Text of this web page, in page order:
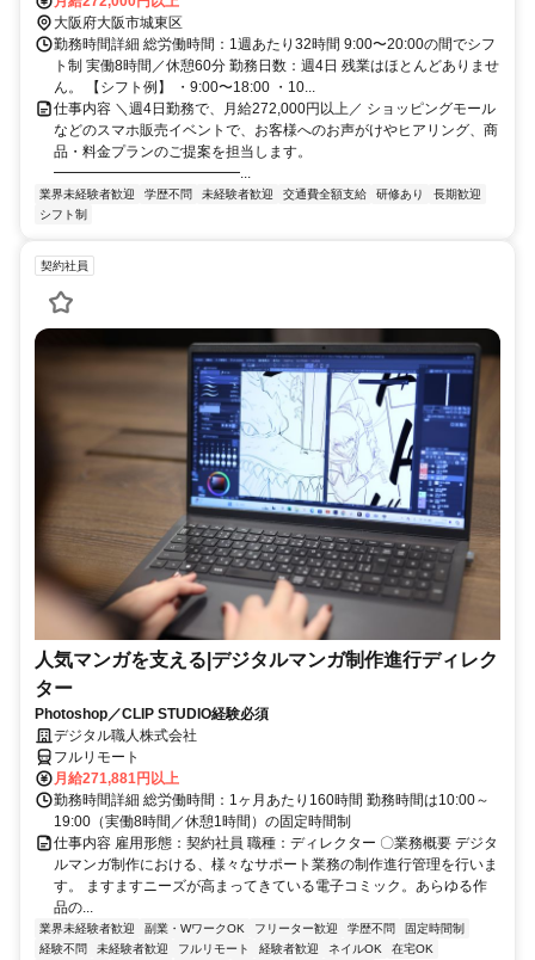
大阪府大阪市城東区
勤務時間詳細 総労働時間：1週あたり32時間 9:00〜20:00の間でシフ
ト制 実働8時間／休憩60分 勤務日数：週4日 残業はほとんどありませ
ん。 【シフト例】 ・9:00〜18:00 ・10...
仕事内容 ＼週4日勤務で、月給272,000円以上／ ショッピングモール
などのスマホ販売イベントで、お客様へのお声がけやヒアリング、商
品・料金プランのご提案を担当します。
━━━━━━━━━━━━━...
業界未経験者歓迎 学歴不問 未経験者歓迎 交通費全額支給 研修あり
長期歓迎
シフト制
契約社員
人気マンガを支える|デジタルマンガ制作進行ディレク
ター
Photoshop／CLIP STUDIO経験必須
デジタル職人株式会社
フルリモート
月給271,881円以上
勤務時間詳細 総労働時間：1ヶ月あたり160時間 勤務時間は10:00～
19:00（実働8時間／休憩1時間）の固定時間制
仕事内容 雇用形態：契約社員 職種：ディレクター 〇業務概要 デジタ
ルマンガ制作における、様々なサポート業務の制作進行管理を行いま
す。 ますますニーズが高まってきている電子コミック。あらゆる作
品の...
業界未経験者歓迎 副業・WワークOK フリーター歓迎 学歴不問
固定時間制
経験不問
未経験者歓迎 フルリモート 経験者歓迎 ネイルOK
在宅OK